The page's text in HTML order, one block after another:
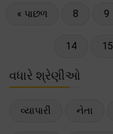
« પાછળ 8 9
14 15
વધારે શ્રેણીઓ
વ્યાપારી નેતા